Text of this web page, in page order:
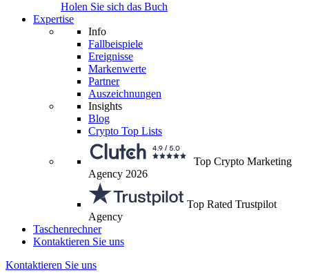
Holen Sie sich das Buch
Expertise
Info
Fallbeispiele
Ereignisse
Markenwerte
Partner
Auszeichnungen
Insights
Blog
Crypto Top Lists
Top Crypto Marketing
Agency 2026
Top Rated Trustpilot
Agency
Taschenrechner
Kontaktieren Sie uns
Kontaktieren Sie uns